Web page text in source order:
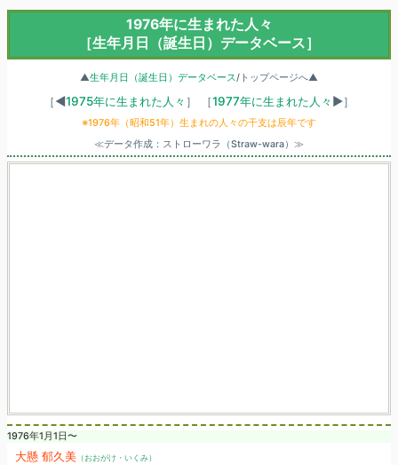
1976年に生まれた人々
［生年月日（誕生日）データベース］
▲生年月日（誕生日）データベース/トップページへ▲
［◀1975年に生まれた人々 ］ ［1977年に生まれた人々 ▶］
※1976年（昭和51年）生まれの人々の干支は辰年です
≪データ作成：ストローワラ（Straw-wara）≫
1976年1月1日〜
大懸 郁久美（おおがけ・いくみ）